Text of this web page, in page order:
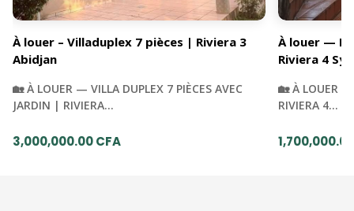
À louer – Villaduplex 7 pièces | Riviera 3
Abidjan
🏡 À LOUER — VILLA DUPLEX 7 PIÈCES AVEC
JARDIN | RIVIERA…
3,000,000.00 CFA
À louer —
Riviera 4
🏡 À LOUER —
RIVIERA 4…